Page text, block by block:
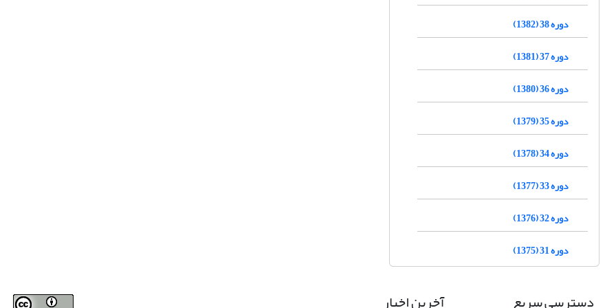
دوره 38 (1382)
دوره 37 (1381)
دوره 36 (1380)
دوره 35 (1379)
دوره 34 (1378)
دوره 33 (1377)
دوره 32 (1376)
دوره 31 (1375)
دسترسی سریع آخرین اخبار